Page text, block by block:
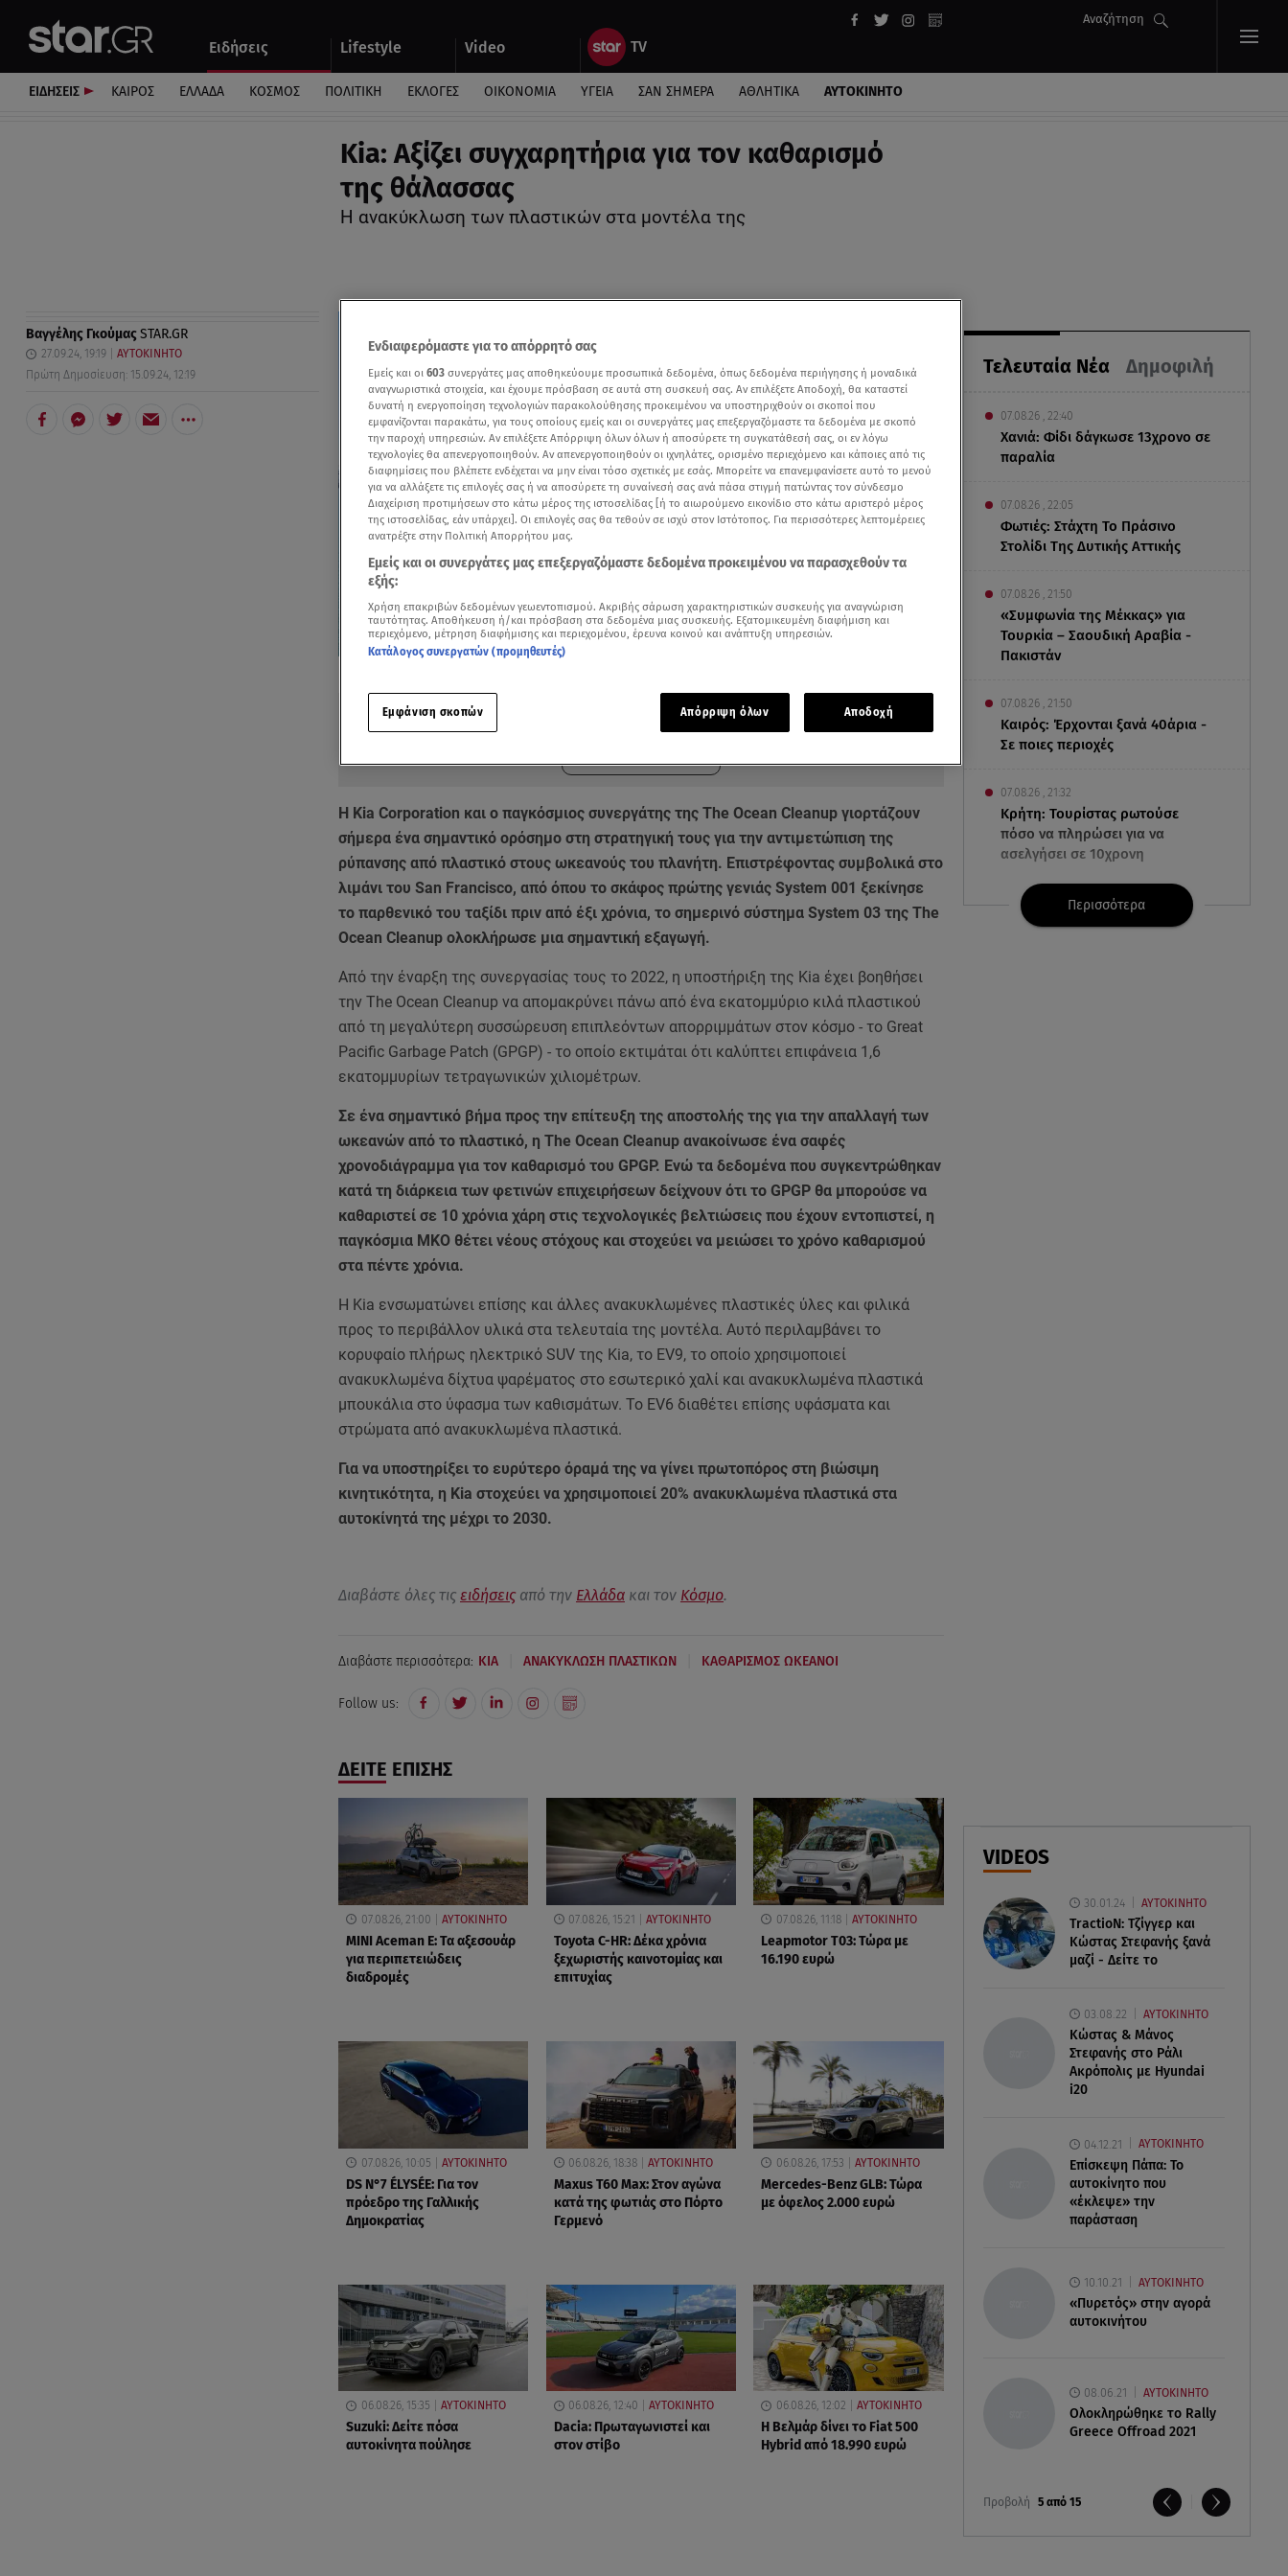
Ειδήσεις Lifestyle Video
Αναζήτηση
Αυτοκίνητο
ΕΙΔΗΣΕΙΣ ΚΑΙΡΟΣ ΕΛΛΑΔΑ ΚΟΣΜΟΣ ΠΟΛΙΤΙΚΗ ΕΚΛΟΓΕΣ ΟΙΚΟΝΟΜΙΑ ΥΓΕΙΑ ΣΑΝ ΣΗΜΕΡΑ ΑΘΛΗΤΙΚΑ ΑΥΤΟΚΙΝΗΤΟ
Kia: Αξίζει συγχαρητήρια για τον καθαρισμό
της θάλασσας
Η ανακύκλωση των πλαστικών στα μοντέλα της
Τελευταία Νέα Δημοφιλή
07.08.26 , 22:40
Χανιά: Φίδι δάγκωσε 13χρονο σε
παραλία
07.08.26 , 22:05
Φωτιές: Στάχτη Το Πράσινο
Στολίδι Της Δυτικής Αττικής
07.08.26 , 21:50
«Συμφωνία της Μέκκας» για
Τουρκία – Σαουδική Αραβία -
Πακιστάν
07.08.26 , 21:50
Καιρός: Έρχονται ξανά 40άρια -
Σε ποιες περιοχές
07.08.26 , 21:32
Κρήτη: Τουρίστας ρωτούσε
πόσο να πληρώσει για να
ασελγήσει σε 10χρονη
07.08.26 , 21:17
Κλήρωση Eurojackpot
07.08.26 , 17:44
Παιδικοί σταθμοί: Πότε βγαίνουν
τα προσωρινά αποτελέσματα
Περισσότερα
VIDEOS
30.01.24 ΑΥΤΟΚΙΝΗΤΟ
TractioN: Τζίγγερ και
Κώστας Στεφανής ξανά
μαζί - Δείτε το
03.08.22 ΑΥΤΟΚΙΝΗΤΟ
Κώστας & Μάνος
Στεφανής στο Ράλι
Ακρόπολις με Hyundai
i20
04.12.21 ΑΥΤΟΚΙΝΗΤΟ
Επίσκεψη Πάπα: Το
αυτοκίνητο που
«έκλεψε» την
παράσταση
10.10.21 ΑΥΤΟΚΙΝΗΤΟ
«Πυρετός» στην αγορά
αυτοκινήτου
08.06.21 ΑΥΤΟΚΙΝΗΤΟ
Ολοκληρώθηκε το Rally
Greece Offroad 2021
Προβολή 5 από 15
Βαγγέλης ΓκούμαςSTAR.GR
27.09.24, 19:19
ΑΥΤΟΚΙΝΗΤΟ
Πρώτη Δημοσίευση: 15.09.24, 12:19
Δείτε περισσότερα άρθρα μας στα αποτελέσματα αναζήτησης
Η Kia Corporation και ο παγκόσμιος συνεργάτης της The Ocean Cleanup γιορτάζουν
σήμερα ένα σημαντικό ορόσημο στη στρατηγική τους για την αντιμετώπιση της
ρύπανσης από πλαστικό στους ωκεανούς του πλανήτη. Επιστρέφοντας συμβολικά στο
λιμάνι του San Francisco, από όπου το σκάφος πρώτης γενιάς System 001 ξεκίνησε
το παρθενικό του ταξίδι πριν από έξι χρόνια, το σημερινό σύστημα System 03 της The
Ocean Cleanup ολοκλήρωσε μια σημαντική εξαγωγή.
Από την έναρξη της συνεργασίας τους το 2022, η υποστήριξη της Kia έχει βοηθήσει
την The Ocean Cleanup να απομακρύνει πάνω από ένα εκατομμύριο κιλά πλαστικού
από τη μεγαλύτερη συσσώρευση επιπλεόντων απορριμμάτων στον κόσμο - το Great
Pacific Garbage Patch (GPGP) - το οποίο εκτιμάται ότι καλύπτει επιφάνεια 1,6
εκατομμυρίων τετραγωνικών χιλιομέτρων.
Σε ένα σημαντικό βήμα προς την επίτευξη της αποστολής της για την απαλλαγή των
ωκεανών από το πλαστικό, η The Ocean Cleanup ανακοίνωσε ένα σαφές
χρονοδιάγραμμα για τον καθαρισμό του GPGP. Ενώ τα δεδομένα που συγκεντρώθηκαν
κατά τη διάρκεια των φετινών επιχειρήσεων δείχνουν ότι το GPGP θα μπορούσε να
καθαριστεί σε 10 χρόνια χάρη στις τεχνολογικές βελτιώσεις που έχουν εντοπιστεί, η
παγκόσμια ΜΚΟ θέτει νέους στόχους και στοχεύει να μειώσει το χρόνο καθαρισμού
στα πέντε χρόνια.
Η Kia ενσωματώνει επίσης και άλλες ανακυκλωμένες πλαστικές ύλες και φιλικά
προς το περιβάλλον υλικά στα τελευταία της μοντέλα. Αυτό περιλαμβάνει το
κορυφαίο πλήρως ηλεκτρικό SUV της Kia, το EV9, το οποίο χρησιμοποιεί
ανακυκλωμένα δίχτυα ψαρέματος στο εσωτερικό χαλί και ανακυκλωμένα πλαστικά
μπουκάλια στο ύφασμα των καθισμάτων. Το EV6 διαθέτει επίσης υφάσματα και
στρώματα από ανακυκλωμένα πλαστικά.
Για να υποστηρίξει το ευρύτερο όραμά της να γίνει πρωτοπόρος στη βιώσιμη
κινητικότητα, η Kia στοχεύει να χρησιμοποιεί 20% ανακυκλωμένα πλαστικά στα
αυτοκίνητά της μέχρι το 2030.
Διαβάστε όλες τις ειδήσειςαπό την Ελλάδακαι τον Κόσμο.
Διαβάστε περισσότερα: KIA ΑΝΑΚΥΚΛΩΣΗ ΠΛΑΣΤΙΚΩΝ ΚΑΘΑΡΙΣΜΟΣ ΩΚΕΑΝΟΙ
Follow us:
ΔΕΙΤΕ ΕΠΙΣΗΣ
07.08.26, 21:00 ΑΥΤΟΚΙΝΗΤΟ
MINI Aceman E: Τα αξεσουάρ
για περιπετειώδεις
διαδρομές
07.08.26, 15:21 ΑΥΤΟΚΙΝΗΤΟ
Toyota C-HR: Δέκα χρόνια
ξεχωριστής καινοτομίας και
επιτυχίας
07.08.26, 11:18 ΑΥΤΟΚΙΝΗΤΟ
Leapmotor T03: Τώρα με
16.190 ευρώ
07.08.26, 10:05 ΑΥΤΟΚΙΝΗΤΟ
DS N°7 ÉLYSÉE: Για τον
πρόεδρο της Γαλλικής
Δημοκρατίας
06.08.26, 18:38 ΑΥΤΟΚΙΝΗΤΟ
Maxus T60 Max: Στον αγώνα
κατά της φωτιάς στο Πόρτο
Γερμενό
06.08.26, 17:53 ΑΥΤΟΚΙΝΗΤΟ
Mercedes-Benz GLB: Τώρα
με όφελος 2.000 ευρώ
06.08.26, 15:35 ΑΥΤΟΚΙΝΗΤΟ
Suzuki: Δείτε πόσα
αυτοκίνητα πούλησε
06.08.26, 12:40 ΑΥΤΟΚΙΝΗΤΟ
Dacia: Πρωταγωνιστεί και
στον στίβο
06.08.26, 12:02 ΑΥΤΟΚΙΝΗΤΟ
Η Βελμάρ δίνει το Fiat 500
Hybrid από 18.990 ευρώ
Ενδιαφερόμαστε για το απόρρητό σας
Εμείς και οι 603 συνεργάτες μας αποθηκεύουμε προσωπικά δεδομένα, όπως δεδομένα περιήγησης ή μοναδικά
αναγνωριστικά στοιχεία, και έχουμε πρόσβαση σε αυτά στη συσκευή σας. Αν επιλέξετε Αποδοχή, θα καταστεί
δυνατή η ενεργοποίηση τεχνολογιών παρακολούθησης προκειμένου να υποστηριχθούν οι σκοποί που
εμφανίζονται παρακάτω, για τους οποίους εμείς και οι συνεργάτες μας επεξεργαζόμαστε τα δεδομένα με σκοπό
την παροχή υπηρεσιών. Αν επιλέξετε Απόρριψη όλων όλων ή αποσύρετε τη συγκατάθεσή σας, οι εν λόγω
τεχνολογίες θα απενεργοποιηθούν. Αν απενεργοποιηθούν οι ιχνηλάτες, ορισμένο περιεχόμενο και κάποιες από τις
διαφημίσεις που βλέπετε ενδέχεται να μην είναι τόσο σχετικές με εσάς. Μπορείτε να επανεμφανίσετε αυτό το μενού
για να αλλάξετε τις επιλογές σας ή να αποσύρετε τη συναίνεσή σας ανά πάσα στιγμή πατώντας τον σύνδεσμο
Διαχείριση προτιμήσεων στο κάτω μέρος της ιστοσελίδας [ή το αιωρούμενο εικονίδιο στο κάτω αριστερό μέρος
της ιστοσελίδας, εάν υπάρχει]. Οι επιλογές σας θα τεθούν σε ισχύ στον Ιστότοπος. Για περισσότερες λεπτομέρειες
ανατρέξτε στην Πολιτική Απορρήτου μας.
Εμείς και οι συνεργάτες μας επεξεργαζόμαστε δεδομένα προκειμένου να παρασχεθούν τα
εξής:
Χρήση επακριβών δεδομένων γεωεντοπισμού. Ακριβής σάρωση χαρακτηριστικών συσκευής για αναγνώριση
ταυτότητας. Αποθήκευση ή/και πρόσβαση στα δεδομένα μιας συσκευής. Εξατομικευμένη διαφήμιση και
περιεχόμενο, μέτρηση διαφήμισης και περιεχομένου, έρευνα κοινού και ανάπτυξη υπηρεσιών.
Κατάλογος συνεργατών (προμηθευτές)
Εμφάνιση σκοπών Απόρριψη όλων Αποδοχή